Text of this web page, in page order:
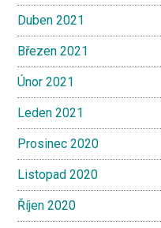
Duben 2021
Březen 2021
Únor 2021
Leden 2021
Prosinec 2020
Listopad 2020
Říjen 2020